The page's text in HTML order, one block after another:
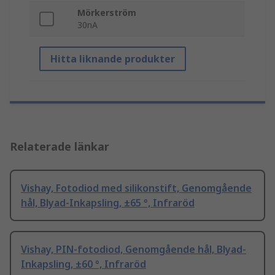
Mörkerström
30nA
Hitta liknande produkter
Relaterade länkar
Vishay, Fotodiod med silikonstift, Genomgående
hål, Blyad-Inkapsling, ±65 °, Infraröd
Vishay, PIN-fotodiod, Genomgående hål, Blyad-
Inkapsling, ±60 °, Infraröd